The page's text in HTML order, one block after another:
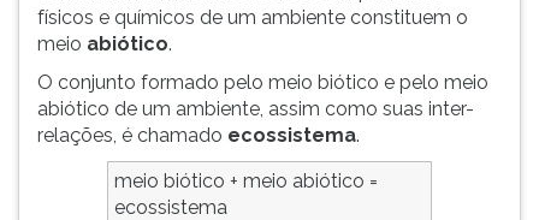
físicos e químicos de um ambiente constituem o
meio abiótico.
O conjunto formado pelo meio biótico e pelo meio
abiótico de um ambiente, assim como suas inter-
relações, é chamado ecossistema.
meio biótico + meio abiótico =
ecossistema